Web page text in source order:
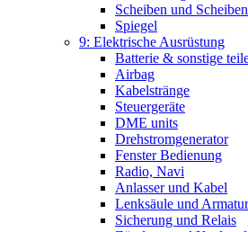
Scheiben und
Spiegel
9: Elektrische Ausrüstung
Batterie & sonstige
Airbag
Kabelstränge
Steuergeräte
DME units
Drehstromgenerator
Fenster Bedienung
Radio, Navi
Anlasser und Kabel
Lenksäule und
Sicherung und Relais